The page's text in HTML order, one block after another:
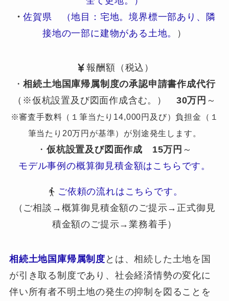
・佐賀県 （地目：宅地。境界標一部あり、隣
接地の一部に建物がある土地。
）
報酬額（税込）
・相続土地国庫帰属制度の承認申請書作成代行
（※仮杭設置及び図面作成含む。） 30万円 ～
※審査手数料（１筆当たり14,000円及び）負担金（１
筆当たり20万円が基準）が別途発生します。
・ 仮杭設置及び図面作成 15万円 ～
モデル事例の概算御見積金額はこちらです。
ご依頼の流れはこちらです。
（ご相談→概算御見積金額のご提示→正式御見
積金額のご提示→業務着手）
相続土地国庫帰属制度 とは、相続した土地を国
が引き取る制度であり、社会経済情勢の変化に
伴い所有者不明土地の発生の抑制を図ることを